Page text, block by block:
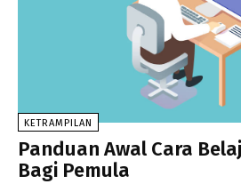
KETRAMPILAN
Panduan Awal Cara
Bagi Pemula